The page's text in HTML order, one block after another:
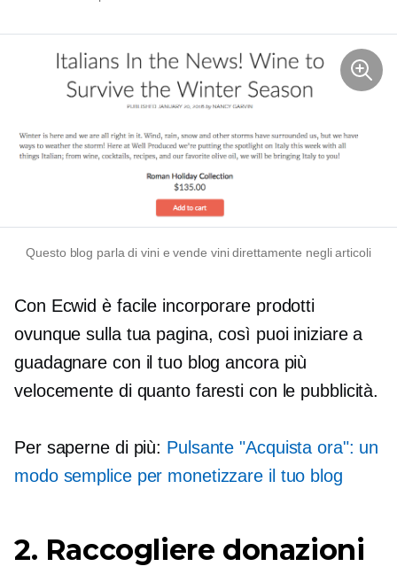
Questo blog parla di vini e vende vini direttamente negli articoli
Con Ecwid è facile incorporare prodotti
ovunque sulla tua pagina, così puoi iniziare a
guadagnare con il tuo blog ancora più
velocemente di quanto faresti con le pubblicità.
Per saperne di più: Pulsante "Acquista ora": un
modo semplice per monetizzare il tuo blog
2. Raccogliere donazioni